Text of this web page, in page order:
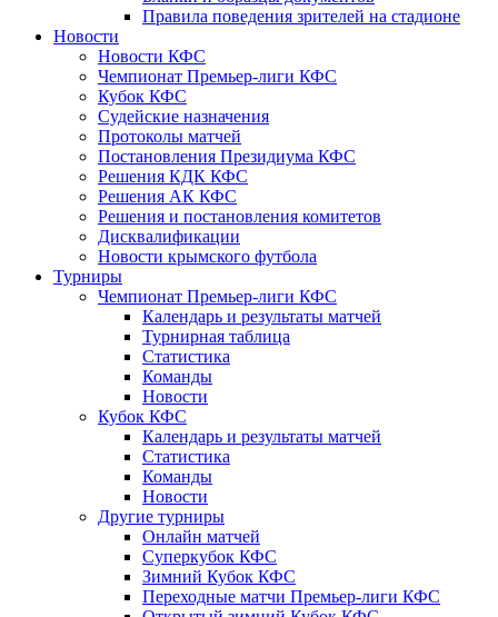
Правила поведения зрителей на стадионе
Новости
Новости КФС
Чемпионат Премьер-лиги КФС
Кубок КФС
Судейские назначения
Протоколы матчей
Постановления Президиума КФС
Решения КДК КФС
Решения АК КФС
Решения и постановления комитетов
Дисквалификации
Новости крымского футбола
Турниры
Чемпионат Премьер-лиги КФС
Календарь и результаты матчей
Турнирная таблица
Статистика
Команды
Новости
Кубок КФС
Календарь и результаты матчей
Статистика
Команды
Новости
Другие турниры
Онлайн матчей
Суперкубок КФС
Зимний Кубок КФС
Переходные матчи Премьер-лиги КФС